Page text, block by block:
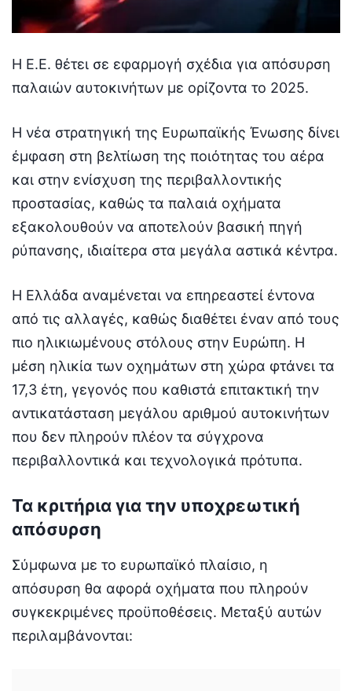
Η Ε.Ε. θέτει σε εφαρμογή σχέδια για απόσυρση
παλαιών αυτοκινήτων με ορίζοντα το 2025.
Η νέα στρατηγική της Ευρωπαϊκής Ένωσης δίνει
έμφαση στη βελτίωση της ποιότητας του αέρα
και στην ενίσχυση της περιβαλλοντικής
προστασίας, καθώς τα παλαιά οχήματα
εξακολουθούν να αποτελούν βασική πηγή
ρύπανσης, ιδιαίτερα στα μεγάλα αστικά κέντρα.
Η Ελλάδα αναμένεται να επηρεαστεί έντονα
από τις αλλαγές, καθώς διαθέτει έναν από τους
πιο ηλικιωμένους στόλους στην Ευρώπη. Η
μέση ηλικία των οχημάτων στη χώρα φτάνει τα
17,3 έτη, γεγονός που καθιστά επιτακτική την
αντικατάσταση μεγάλου αριθμού αυτοκινήτων
που δεν πληρούν πλέον τα σύγχρονα
περιβαλλοντικά και τεχνολογικά πρότυπα.
Τα κριτήρια για την υποχρεωτική
απόσυρση
Σύμφωνα με το ευρωπαϊκό πλαίσιο, η
απόσυρση θα αφορά οχήματα που πληρούν
συγκεκριμένες προϋποθέσεις. Μεταξύ αυτών
περιλαμβάνονται: